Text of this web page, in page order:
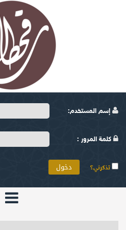
إسم المستخدم:
كلمة المرور :
تذكرني؟